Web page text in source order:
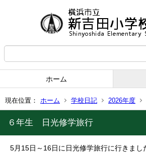
ホーム
現在位置： ホーム 学校日記 2026年度
６年生 日光修学旅行
5月15日～16日に日光修学旅行に行きま